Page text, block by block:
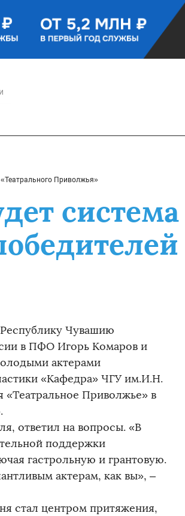
Приволжья»
система
Чувашию
в ПФО Игорь Комаров и
актерами
«Кафедра» ЧГУ им.И.Н.
«Театральное Приволжье» в
ответил на вопросы. «В
поддержки
гастрольную и грантовую.
актерам, как вы», –
стал центром притяжения,